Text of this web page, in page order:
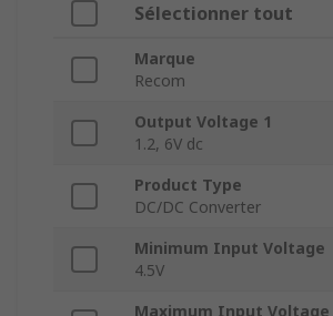
Sélectionner tout
Marque
Recom
Output Voltage 1
1.2, 6V dc
Product Type
DC/DC Converter
Minimum Input Voltage
4.5V
Maximum Input Voltage